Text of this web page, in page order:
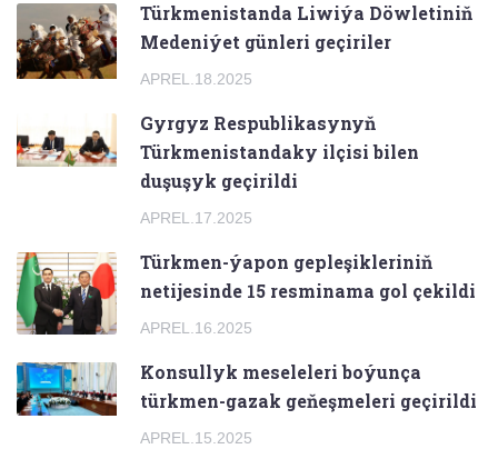
Türkmenistanda Liwiýa Döwletiniň
Medeniýet günleri geçiriler
APREL.18.2025
Gyrgyz Respublikasynyň
Türkmenistandaky ilçisi bilen
duşuşyk geçirildi
APREL.17.2025
Türkmen-ýapon gepleşikleriniň
netijesinde 15 resminama gol çekildi
APREL.16.2025
Konsullyk meseleleri boýunça
türkmen-gazak geňeşmeleri geçirildi
APREL.15.2025